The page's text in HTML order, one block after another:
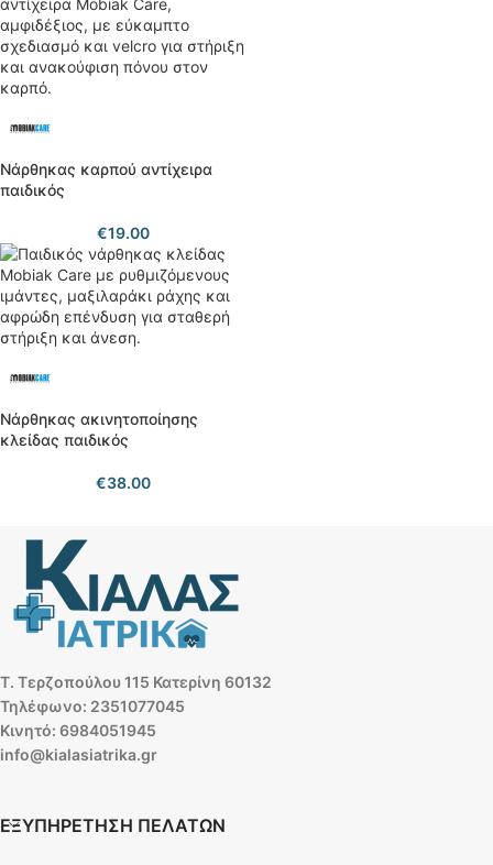
Νάρθηκας καρπού αντίχειρα
παιδικός
€19.00
Νάρθηκας ακινητοποίησης
κλείδας παιδικός
€38.00
Τ. Τερζοπούλου 115 Κατερίνη 60132
Τηλέφωνο: 2351077045
Κινητό: 6984051945
info@kialasiatrika.gr
ΕΞΥΠΗΡΕΤΗΣΗ ΠΕΛΑΤΩΝ